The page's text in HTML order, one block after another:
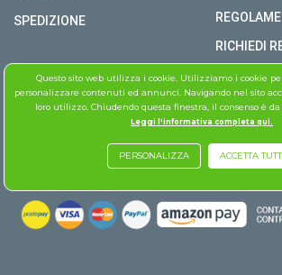
SPEDIZIONE
RICHIEDI
INFORMATIVA SULLA PRIVACY
COPYRIGHT © BIERRE STORE S.R.L. P.I.
ASSISTENZA FOLLETTO
Questo sito web utilizza i cookie. Utilizziamo i cookie
personalizzare contenuti ed annunci. Navigando nel sito
loro utilizzo. Chiudendo questa finestra, il consenso è da
Leggi l'informativa completa qui.
PERSONALIZZA ACCETTA